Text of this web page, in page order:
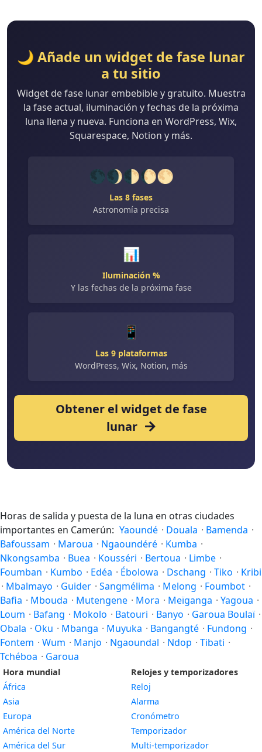
🌙 Añade un widget de fase lunar
a tu sitio
Widget de fase lunar embebible y gratuito. Muestra
la fase actual, iluminación y fechas de la próxima
luna llena y nueva. Funciona en WordPress, Wix,
Squarespace, Notion y más.
🌑🌒🌓🌔🌕
Las 8 fases
Astronomía precisa
📊
Iluminación %
Y las fechas de la próxima fase
📱
Las 9 plataformas
WordPress, Wix, Notion, más
Obtener el widget de fase
lunar
Horas de salida y puesta de la luna en otras ciudades
importantes en Camerún: Yaoundé · Douala · Bamenda ·
Bafoussam · Maroua · Ngaoundéré · Kumba ·
Nkongsamba · Buea · Kousséri · Bertoua · Limbe ·
Foumban · Kumbo · Edéa · Ébolowa · Dschang · Tiko · Kribi
· Mbalmayo · Guider · Sangmélima · Melong · Foumbot ·
Bafia · Mbouda · Mutengene · Mora · Meïganga · Yagoua ·
Loum · Bafang · Mokolo · Batouri · Banyo · Garoua Boulaï ·
Obala · Oku · Mbanga · Muyuka · Bangangté · Fundong ·
Fontem · Wum · Manjo · Ngaoundal · Ndop · Tibati ·
Tchéboa · Garoua
Hora mundial
África
Asia
Europa
América del Norte
América del Sur
Relojes y temporizadores
Reloj
Alarma
Cronómetro
Temporizador
Multi-temporizador